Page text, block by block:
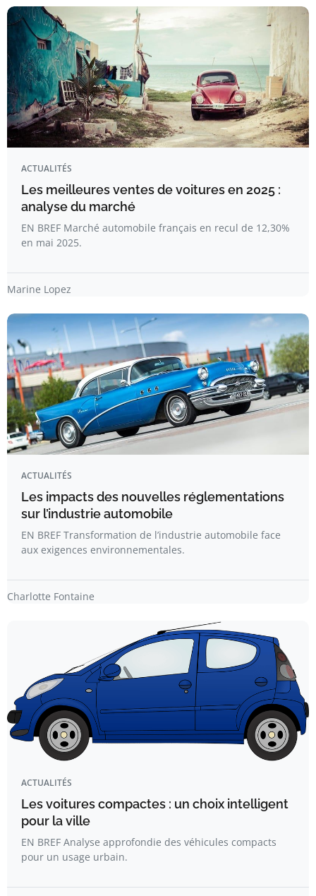
ACTUALITÉS
Les meilleures ventes de voitures en 2025 :
analyse du marché
EN BREF Marché automobile français en recul de 12,30%
en mai 2025.
Marine Lopez
ACTUALITÉS
Les impacts des nouvelles réglementations
sur l’industrie automobile
EN BREF Transformation de l’industrie automobile face
aux exigences environnementales.
Charlotte Fontaine
ACTUALITÉS
Les voitures compactes : un choix intelligent
pour la ville
EN BREF Analyse approfondie des véhicules compacts
pour un usage urbain.